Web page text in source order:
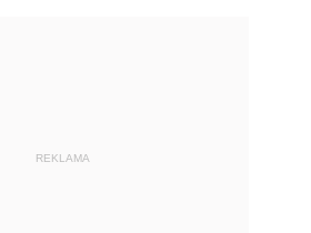
REKLAMA